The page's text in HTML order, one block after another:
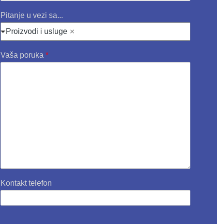
Pitanje u vezi sa...
Proizvodi i usluge
Vaša poruka *
Kontakt telefon